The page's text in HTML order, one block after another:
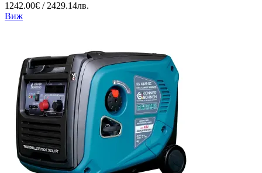
1242.00€ / 2429.14лв.
Виж